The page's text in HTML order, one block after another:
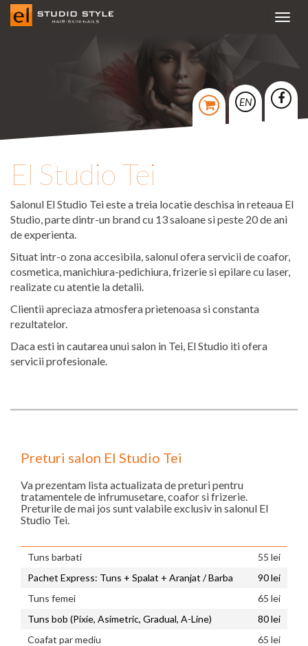
EN
El Studio Tei
Salonul El Studio Tei este a treia locatie deschisa in reteaua El
Studio, parte dintr-un brand cu 13 saloane si peste 20 de ani
de experienta.
Situat intr-o zona accesibila, salonul ofera servicii de coafor,
cosmetica, manichiura-pedichiura, frizerie si epilare cu laser,
realizate cu atentie la detalii.
Clientii apreciaza atmosfera prietenoasa si constanta
rezultatelor.
Daca esti in cautarea unui salon in Tei, El Studio iti ofera
servicii profesionale.
Preturi salon El Studio Tei
Va prezentam lista actualizata de preturi pentru
tratamentele de infrumusetare, coafor si frizerie.
Preturile de mai jos sunt valabile exclusiv in salonul El
Studio Tei.
Tuns barbati
55 lei
Pachet Express: Tuns + Spalat + Aranjat / Barba
90 lei
Tuns femei
65 lei
Tuns bob (Pixie, Asimetric, Gradual, A-Line)
80 lei
Coafat par mediu
65 lei